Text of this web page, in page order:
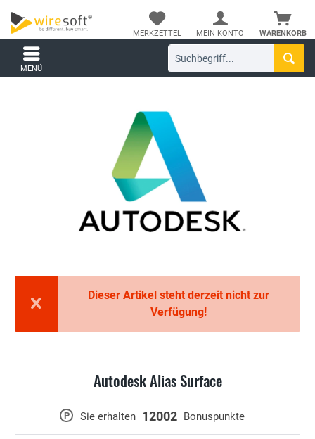
WARENKORB
MERKZETTEL MEIN KONTO
MENÜ
Dieser Artikel steht derzeit nicht zur
Verfügung!
Autodesk Alias Surface
P Sie erhalten 12002 Bonuspunkte